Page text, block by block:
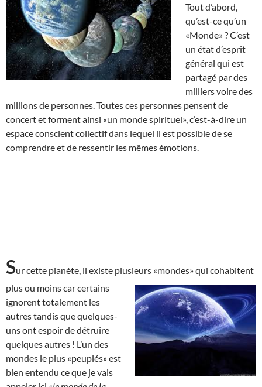
Tout d’abord,
qu’est-ce qu’un
«Monde» ? C’est
un état d’esprit
général qui est
partagé par des
milliers voire des
millions de personnes. Toutes ces personnes pensent de
concert et forment ainsi «un monde spirituel», c’est-à-dire un
espace conscient collectif dans lequel il est possible de se
comprendre et de ressentir les mêmes émotions.
Sur cette planète, il existe plusieurs «mondes» qui cohabitent
plus ou moins carcertains
ignorent totalement les
autres tandis que quelques-
uns ont espoir de détruire
quelques autres ! L’un des
mondes le plus «peuplés» est
bien entendu ce que je vais